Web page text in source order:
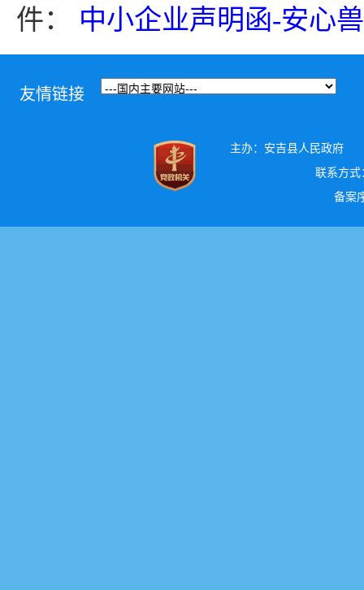
件： 中小企业声明函-安心
友情链接
主办：安吉县人民政府
联系方式
备案